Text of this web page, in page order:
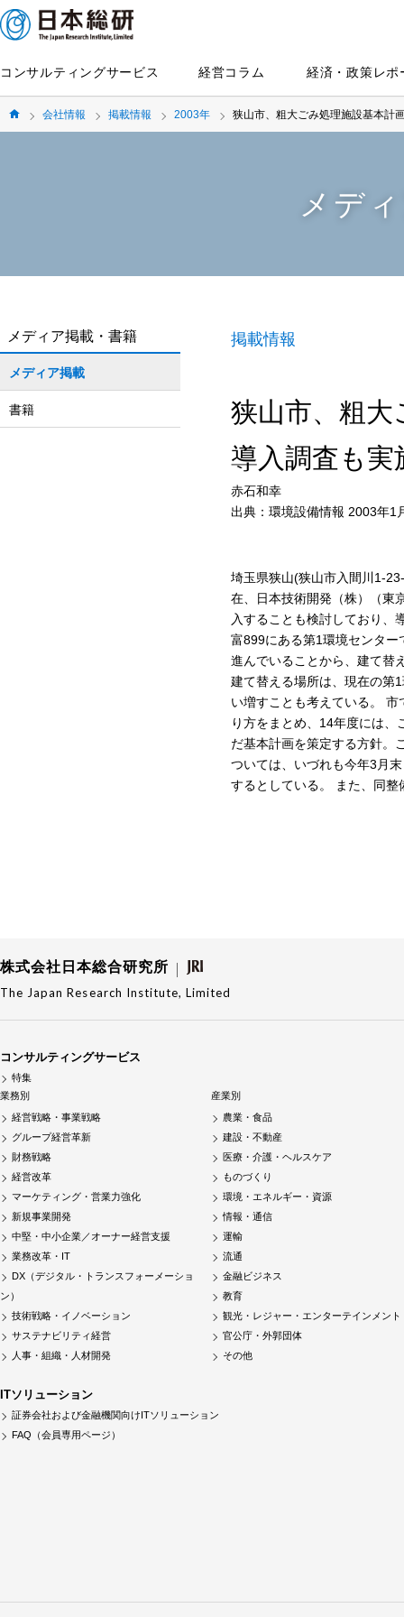
コンサルティングサービス 経営コラム 経済・政策レポ
会社情報 掲載情報 2003年 狭山市、粗大ごみ処理施設基本計
メデ
掲載情報
狭山市、粗大
導入調査も実
赤石和幸
出典：環境設備情報 2003年1
埼玉県狭山(狭山市入間川1-
在、日本技術開発（株）（東
入することも検討しており、
富899にある第1環境センタ
進んでいることから、建て替
建て替える場所は、現在の第
い増すことも考えている。
り方をまとめ、14年度には
だ基本計画を策定する方針。
ついては、いづれも今年3月
するとしている。 また、同
メディア掲載・書籍
メディア掲載
書籍
株式会社日本総合研究所
The Japan Research Institute, Limited
コンサルティングサービス
特集
業務別
経営戦略・事業戦略
グループ経営革新
財務戦略
経営改革
マーケティング・営業力強化
新規事業開発
中堅・中小企業／オーナー経営支援
業務改革・IT
DX（デジタル・トランスフォーメーショ
ン）
技術戦略・イノベーション
サステナビリティ経営
人事・組織・人材開発
産業別
農業・食品
建設・不動産
医療・介護・ヘルスケア
ものづくり
環境・エネルギー・資源
情報・通信
運輸
流通
金融ビジネス
教育
観光・レジャー・エンターテインメント
官公庁・外郭団体
その他
ITソリューション
証券会社および金融機関向けITソリューション
FAQ（会員専用ページ）